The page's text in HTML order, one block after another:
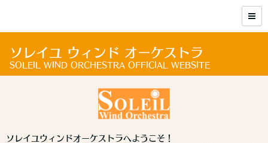
ソレイユ ウィンド オーケストラ
SOLEIL WIND ORCHESTRA OFFICIAL WEBSITE
ソレイユウィンドオーケストラへようこそ！